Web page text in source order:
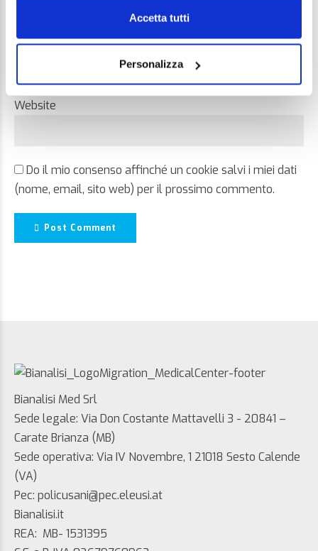
Accetta tutti
Personalizza
Email *
Website
Do il mio consenso affinché un cookie salvi i miei dati
(nome, email, sito web) per il prossimo commento.
Post Comment
Bianalisi Med Srl
Sede legale: Via Don Costante Mattavelli 3 - 20841 –
Carate Brianza (MB)
Sede operativa: Via IV Novembre, 1 21018 Sesto Calende
(VA)
Pec: policusani@pec.eleusi.at
Bianalisi.it
REA: MB- 1531395